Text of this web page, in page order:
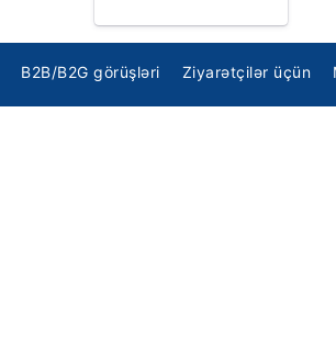
B2B/B2G görüşləri Ziyarətçilər üçün